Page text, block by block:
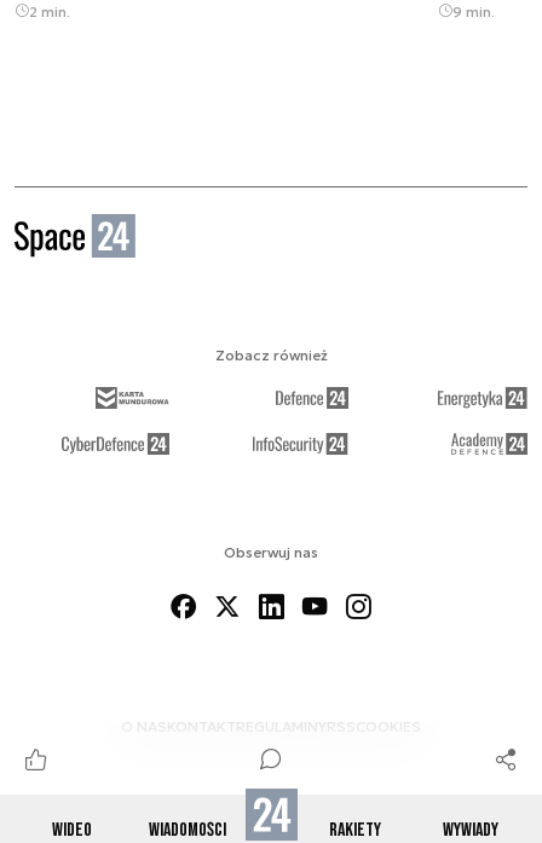
WIDEO WIADOMOŚCI RAKIETY WYWIADY
2 min. 9 min.
Obserwuj nas
O NAS KONTAKTREGULAMINYRSS COOKIES
Zobacz również
© 2012-2026 SPACE24